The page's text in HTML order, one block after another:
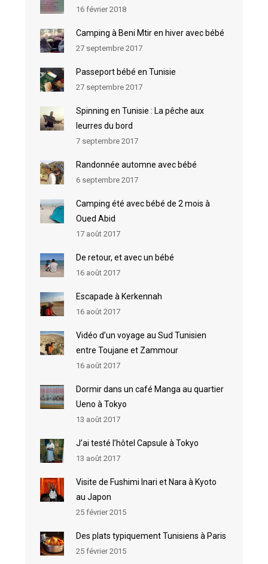
16 février 2018
Camping à Beni Mtir en hiver avec bébé
27 septembre 2017
Passeport bébé en Tunisie
27 septembre 2017
Spinning en Tunisie : La pêche aux
leurres du bord
7 septembre 2017
Randonnée automne avec bébé
6 septembre 2017
Camping été avec bébé de 2 mois à
Oued Abid
17 août 2017
De retour, et avec un bébé
16 août 2017
Escapade à Kerkennah
16 août 2017
Vidéo d’un voyage au Sud Tunisien
entre Toujane et Zammour
16 août 2017
Dormir dans un café Manga au quartier
Ueno à Tokyo
13 août 2017
J’ai testé l’hôtel Capsule à Tokyo
13 août 2017
Visite de Fushimi Inari et Nara à Kyoto
au Japon
25 février 2015
Des plats typiquement Tunisiens à Paris
25 février 2015